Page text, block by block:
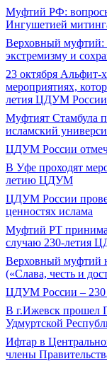
Муфтий РФ:
Ингушетией
Верховный муфтий:
экстремизму и
23 октября Альфит-
мероприятиях,
летия ЦДУМ России
Муфтият Стамбула
исламский
ЦДУМ России
В Уфе проходят
летию ЦДУМ
ЦДУМ России
ценностях ислама
Муфтий РТ
случаю 230-летия
Верховный муфтий
(«Слава, честь и
ЦДУМ России – 230
В г.Ижевск прошел
Удмуртской
Ифтар в
члены